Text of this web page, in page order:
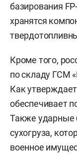
базирования
хранятся
Кроме того,
по складу ГСМ
Как
обеспечивает
Также ударные
сухогруза,
военное